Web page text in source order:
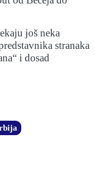
još neka
stranaka
i dosad